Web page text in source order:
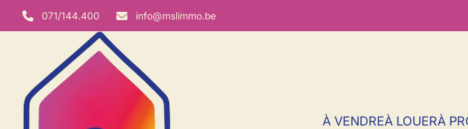
Aller au contenu principal
071/144.400 info@mslimmo.be
À VENDREÀ LOUERÀ